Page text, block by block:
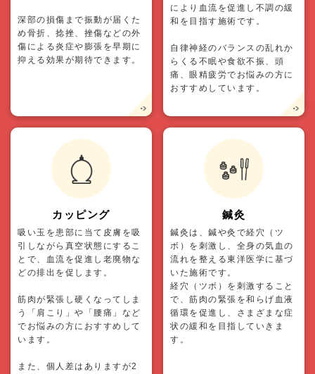
深部の損傷まで振動が届くた
め骨折、捻挫、挫傷などの外
傷による炎症や膨張を早期に
抑える効果が期待できます。
により血流を促進し不調の緩
和を目指す施術です。
自律神経のバランスの乱れか
らくる不眠や食欲不振、頭
痛、眼精疲労でお悩みの方に
おすすめしています。
カッピング
吸い玉を患部に当て皮膚を吸
引しながら真空状態にするこ
とで、血流を促進し老廃物な
どの排出を促します。
筋肉が緊張し硬くなってしま
う「肩こり」や「腰痛」など
でお悩みの方におすすめして
います。
また、個人差はありますが2
鍼灸
鍼灸は、鍼や灸で経穴（ツ
ボ）を刺激し、全身の気血の
流れを整える東洋医学に基づ
いた施術です。
経穴（ツボ）を刺激すること
で、筋肉の緊張を和らげ血液
循環を促進し、さまざまな症
状の緩和を目指していきま
す。